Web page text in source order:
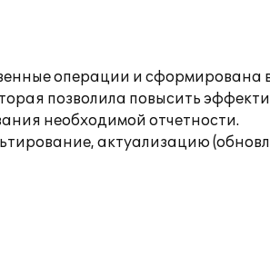
операции и сформирована
позволила повысить
необходимой отчетности.
актуализацию